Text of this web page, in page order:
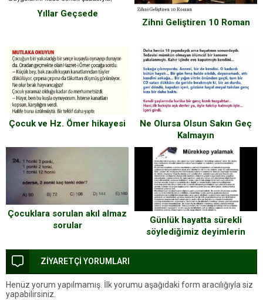
Yıllar Geçsede
Zihni Geliştiren 10 Roman
Çocuk ve Hz. Ömer hikayesi
Ne Olursa Olsun Sakın Geç
Kalmayın
Çocuklara sorulan akıl almaz
sorular
Günlük hayatta sürekli
söylediğimiz deyimlerin
ZİYARETÇİ YORUMLARI
Henüz yorum yapılmamış. İlk yorumu aşağıdaki form aracılığıyla siz
yapabilirsiniz.